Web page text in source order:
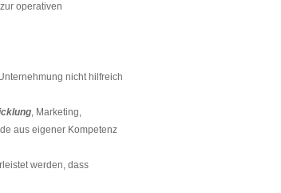
operativen
nicht hilfreich
, Marketing,
aus eigener Kompetenz
werden, dass